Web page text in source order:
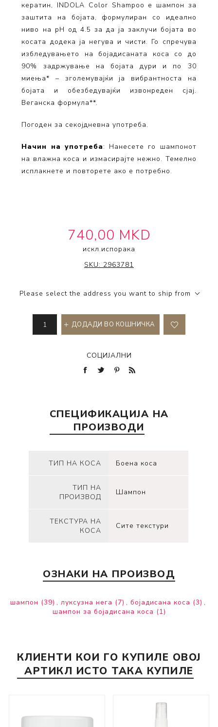
кератин, INDOLA Color Shampoo е шампон за
заштита на бојата, формулиран со идеално
ниво на pH од 4.5 за да ја заклучи бојата во
косата додека ја негува и чисти. Го спречува
избледувањето на бојадисаната коса со до
90% задржување на бојата дури и по 30
миења* – зголемувајќи ја вибрантноста на
бојата и обезбедувајќи извонреден сјај.
Веганска формула**.
Погоден за секојдневна употреба.
Начин на употреба: Нанесете го шампонот
на влажна коса и измасирајте нежно. Темелно
исплакнете и повторете ако е потребно.
740,00 MKD
искл.испорака
INDOLA
SKU: 2963781
Please select the address you want to ship from
ДОДАДИ ВО КОШНИЧКА
СОЦИЈАЛНИ
СПЕЦИФИКАЦИЈА НА
ПРОИЗВОДИ
ТИП НА КОСА Боена коса
ТИП НА
ПРОИЗВОД
Шампон
ТЕКСТУРА НА
КОСА
Сите текстури
ОЗНАКИ НА ПРОИЗВОД
шампон (39) , луксузна нега (7) , бојадисана коса (3) ,
шампон за бојадисана коса (1)
КЛИЕНТИ КОИ ГО КУПИЛЕ ОВОЈ
АРТИКЛ ИСТО ТАКА КУПИЛЕ